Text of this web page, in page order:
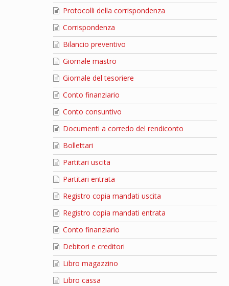
Protocolli della corrispondenza
Corrispondenza
Bilancio preventivo
Giornale mastro
Giornale del tesoriere
Conto finanziario
Conto consuntivo
Documenti a corredo del rendiconto
Bollettari
Partitari uscita
Partitari entrata
Registro copia mandati uscita
Registro copia mandati entrata
Conto finanziario
Debitori e creditori
Libro magazzino
Libro cassa